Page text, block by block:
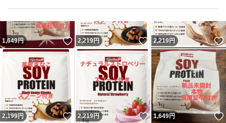
1,649円 いいね！
2,219円 いいね！
2,219円
2,199円 いいね！
2,219円 いいね！
1,649円